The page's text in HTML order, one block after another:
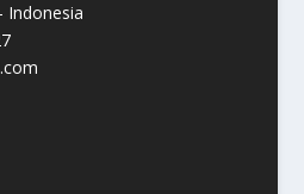
Indonesia